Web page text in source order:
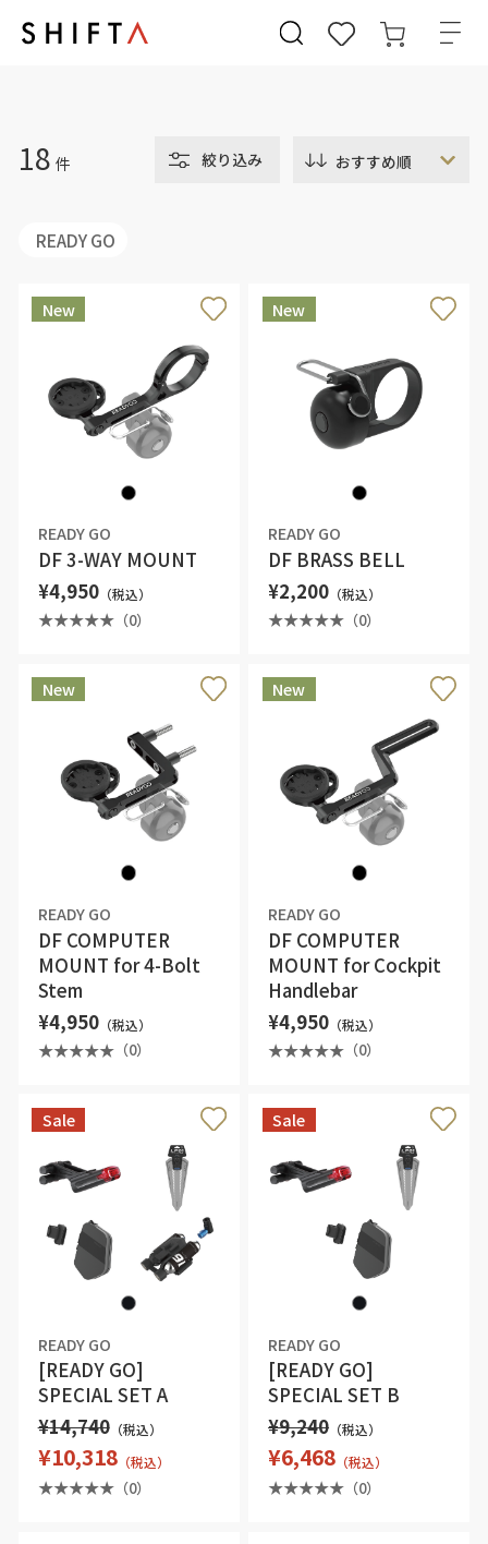
18 件 絞り込み
READY GO
New
READY GO
DF 3-WAY MOUNT
¥4,950（税込）
（0）
New
READY GO
DF BRASS BELL
¥2,200 （税込）
（0）
New
READY GO
DF COMPUTER
MOUNT for 4-Bolt
Stem
¥4,950（税込）
（0）
New
READY GO
DF COMPUTER
MOUNT for Cockpit
Handlebar
¥4,950 （税込）
（0）
Sale
READY GO
[READY GO]
SPECIAL SET A
¥14,740（税込）
¥10,318（税込）
（0）
Sale
READY GO
[READY GO]
SPECIAL SET B
¥9,240 （税込）
¥6,468 （税込）
（0）